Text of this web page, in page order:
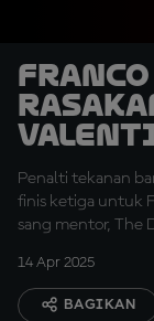
Penalti tekanan
finis ketiga untuk
sang mentor, The
14 Apr 2025
BAGIKAN